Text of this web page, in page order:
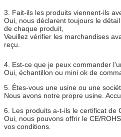
3. Fait-ils les produits viennent-ils
Oui, nous déclarent toujours le
de chaque produit,
Veuillez vérifier les marchandises
reçu.
4. Est-ce que je peux commander
Oui, échantillon ou mini ok de
5. Êtes-vous une usine ou une
Nous avons notre propre usine.
6. Les produits a-t-ils le certificat de
Oui, nous pouvons offrir le CE/
vos conditions.